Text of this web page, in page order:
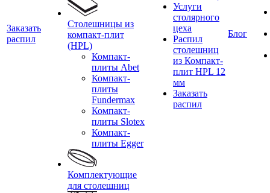
Заказать
распил
Столешницы из
компакт-плит
(HPL)
Компакт-
плиты Abet
Компакт-
плиты
Fundermax
Компакт-
плиты Slotex
Компакт-
плиты Egger
Комплектующие
для столешниц
Услуги
столярного
цеха
Распил
столешниц
из Компакт-
плит HPL 12
мм
Заказать
распил
Блог